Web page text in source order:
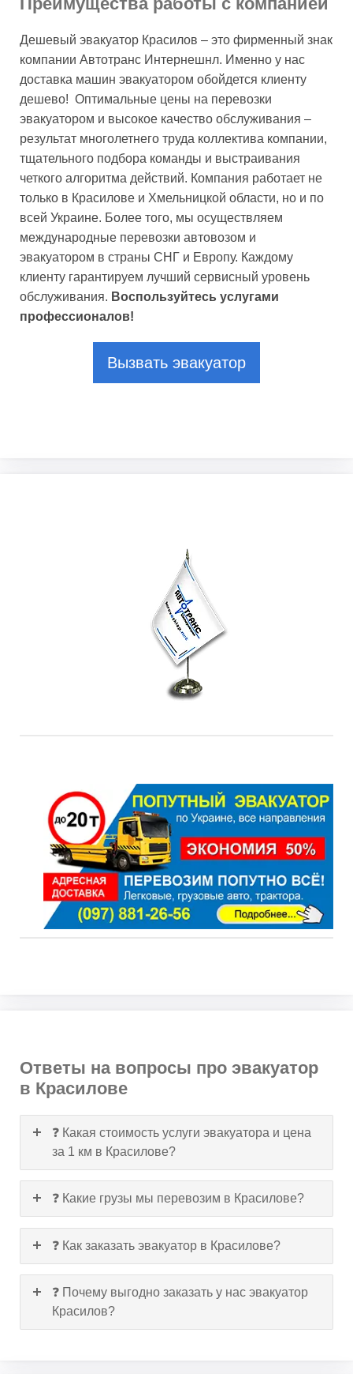
Дешевый эвакуатор Красилов – это фирменный знак
компании Автотранс Интернешнл. Именно у нас
доставка машин эвакуатором обойдется клиенту
дешево! Оптимальные цены на перевозки
эвакуатором и высокое качество обслуживания –
результат многолетнего труда коллектива компании,
тщательного подбора команды и выстраивания
четкого алгоритма действий. Компания работает не
только в Красилове и Хмельницкой области, но и по
всей Украине. Более того, мы осуществляем
международные перевозки автовозом и
эвакуатором в страны СНГ и Европу. Каждому
клиенту гарантируем лучший сервисный уровень
обслуживания. Воспользуйтесь услугами
профессионалов!
Вызвать эвакуатор
Ответы на вопросы про эвакуатор
в Красилове
❓ Какая стоимость услуги эвакуатора и цена
за 1 км в Красилове?
❓ Какие грузы мы перевозим в Красилове?
❓ Как заказать эвакуатор в Красилове?
❓ Почему выгодно заказать у нас эвакуатор
Красилов?